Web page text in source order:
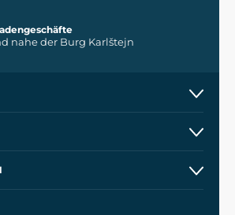
nahe der Burg Karlštejn